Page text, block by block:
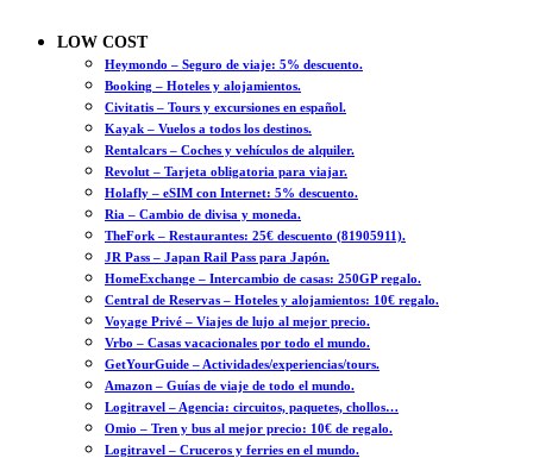
LOW COST
Heymondo – Seguro de viaje: 5% descuento.
Booking – Hoteles y alojamientos.
Civitatis – Tours y excursiones en español.
Kayak – Vuelos a todos los destinos.
Rentalcars – Coches y vehículos de alquiler.
Revolut – Tarjeta obligatoria para viajar.
Holafly – eSIM con Internet: 5% descuento.
Ria – Cambio de divisa y moneda.
TheFork – Restaurantes: 25€ descuento (81905911).
JR Pass – Japan Rail Pass para Japón.
HomeExchange – Intercambio de casas: 250GP regalo.
Central de Reservas – Hoteles y alojamientos: 10€ regalo.
Voyage Privé – Viajes de lujo al mejor precio.
Vrbo – Casas vacacionales por todo el mundo.
GetYourGuide – Actividades/experiencias/tours.
Amazon – Guías de viaje de todo el mundo.
Logitravel – Agencia: circuitos, paquetes, chollos…
Omio – Tren y bus al mejor precio: 10€ de regalo.
Logitravel – Cruceros y ferries en el mundo.